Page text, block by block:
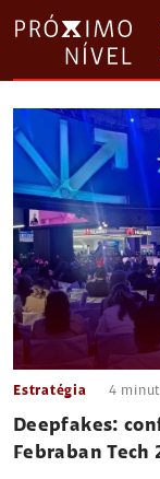
Estratégia 4
Deepfakes:
Febraban Tech